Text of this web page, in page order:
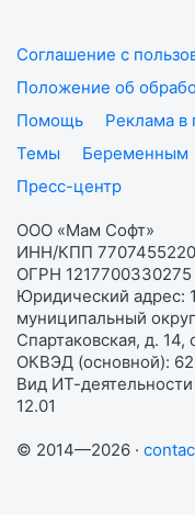
Соглашение с
Положение об
Помощь
Реклама в
Темы
Беременным
Пресс-центр
ООО «Мам Софт»
ИНН/КПП 7707455220
ОГРН 1217700330275
Юридический адрес:
муниципальный
Спартаковская, д.
ОКВЭД (основной):
Вид ИТ-
12.01
© 2014—2026 ·